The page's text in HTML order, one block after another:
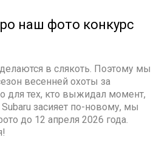
наш фото конкурс
в слякоть. Поэтому мы
весенней охоты за
для тех, кто выжидал момент,
Subaru засияет по-новому, мы
до 12 апреля 2026 года.